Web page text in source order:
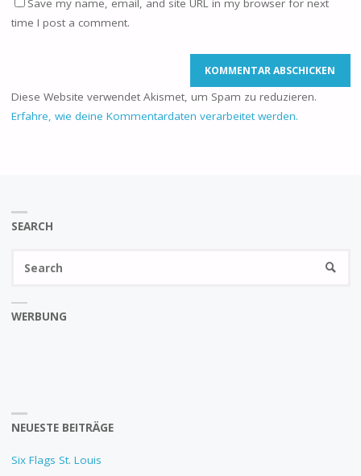
time I post a comment.
Diese Website verwendet Akismet, um Spam zu reduzieren.
Erfahre, wie deine Kommentardaten verarbeitet werden.
SEARCH
WERBUNG
NEUESTE BEITRÄGE
Six Flags St. Louis